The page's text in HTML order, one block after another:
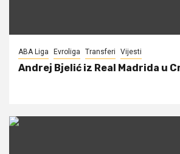
ABA Liga Evroliga Transferi Vijesti
Andrej Bjelić iz Real Madrida u